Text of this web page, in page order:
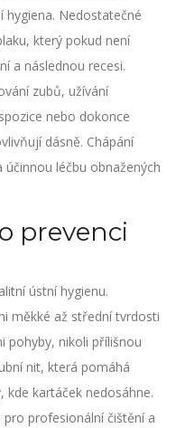
hygiena. Nedostatečné
který pokud není
a následnou recesi.
zubů, užívání
nebo dokonce
dásně. Chápání
léčbu obnažených
prevenci
ústní hygienu.
měkké až střední tvrdosti
pohyby, nikoli přílišnou
nit, která pomáhá
kartáček nedosáhne.
profesionální čištění a